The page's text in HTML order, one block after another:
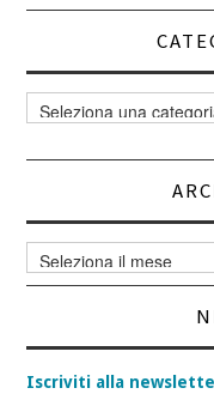
Categorie
articoli
Archivi
articoli
Iscriviti alla